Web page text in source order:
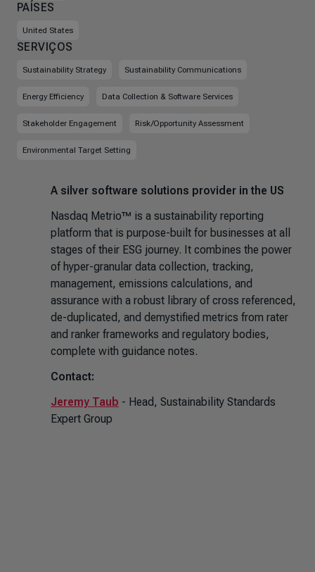
PAÍSES
United States
SERVIÇOS
Sustainability Strategy Sustainability Communications
Energy Efficiency Data Collection & Software Services
Stakeholder Engagement Risk/Opportunity Assessment
Environmental Target Setting
A silver software solutions provider in the US
Nasdaq Metrio™ is a sustainability reporting
platform that is purpose-built for businesses at all
stages of their ESG journey. It combines the power
of hyper-granular data collection, tracking,
management, emissions calculations, and
assurance with a robust library of cross referenced,
de-duplicated, and demystified metrics from rater
and ranker frameworks and regulatory bodies,
complete with guidance notes.
Contact:
Jeremy Taub - Head, Sustainability Standards
Expert Group